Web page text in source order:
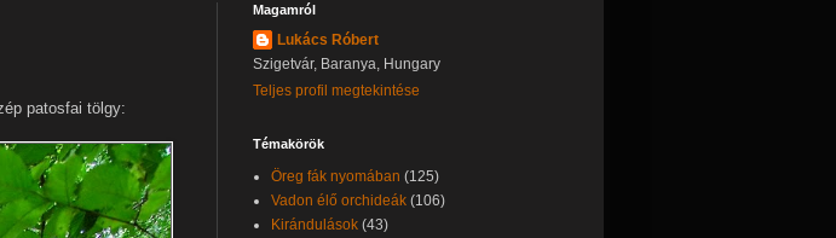
patosfai tölgy:
Magamról
Lukács Róbert
Szigetvár, Baranya, Hungary
Teljes profil megtekintése
Témakörök
Öreg fák nyomában (125)
Vadon élő orchideák (106)
Kirándulások (43)